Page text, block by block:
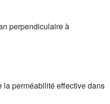
perpendiculaire à
la perméabilité effective dans